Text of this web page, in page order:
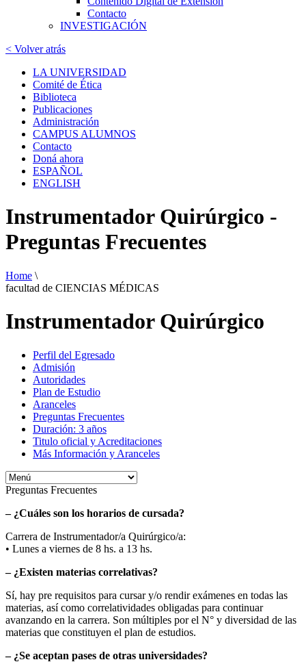
Contacto
INVESTIGACIÓN
< Volver atrás
LA UNIVERSIDAD
Comité de Ética
Biblioteca
Publicaciones
Administración
CAMPUS ALUMNOS
Contacto
Doná ahora
ESPAÑOL
ENGLISH
Instrumentador Quirúrgico -
Preguntas Frecuentes
Home \
facultad de CIENCIAS MÉDICAS
Instrumentador Quirúrgico
Perfil del Egresado
Admisión
Autoridades
Plan de Estudio
Aranceles
Preguntas Frecuentes
Duración: 3 años
Titulo oficial y Acreditaciones
Más Información y Aranceles
Preguntas Frecuentes
– ¿Cuáles son los horarios de cursada?
Carrera de Instrumentador/a Quirúrgico/a:
• Lunes a viernes de 8 hs. a 13 hs.
– ¿Existen materias correlativas?
Sí, hay pre requisitos para cursar y/o rendir exámenes en todas las
materias, así como correlatividades obligadas para continuar
avanzando en la carrera. Son múltiples por el N° y diversidad de las
materias que constituyen el plan de estudios.
– ¿Se aceptan pases de otras universidades?